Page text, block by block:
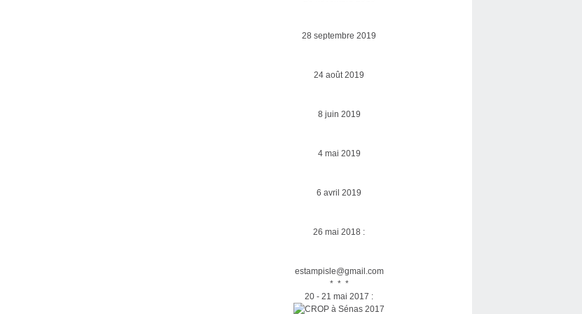
28 septembre 2019
24 août 2019
8 juin 2019
4 mai 2019
6 avril 2019
26 mai 2018 :
estampisle@gmail.com
* * *
20 - 21 mai 2017 :